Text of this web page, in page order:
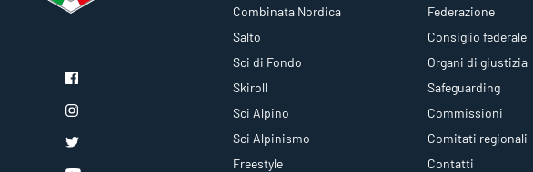
Combinata Nordica
Salto
Sci di Fondo
Skiroll
Sci Alpino
Sci Alpinismo
Freestyle
Federazione
Consiglio federale
Organi di giustizia
Safeguarding
Commissioni
Comitati regionali
Contatti